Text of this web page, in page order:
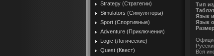
Strategy (Стратегии)
Simulators (Симуляторы)
Sport (Спортивные)
Adventure (Приключения)
Logic (Логические)
Quest (Квест)
Тип
Язык
Язык
Вся